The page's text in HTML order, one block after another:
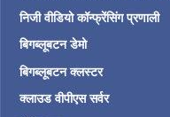
निजी वीडियो कॉन्फ्रेंसिंग प्रणाली
बिगब्लूबटन डेमो
बिगब्लूबटन क्लस्टर
क्लाउड वीपीएस सर्वर